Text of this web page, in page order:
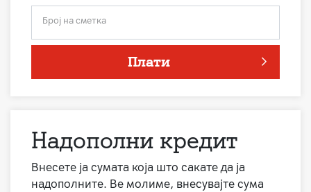
Број на сметка
Плати
Надополни кредит
Внесете ја сумата која што сакате да ја
надополните. Ве молиме, внесувајте сума